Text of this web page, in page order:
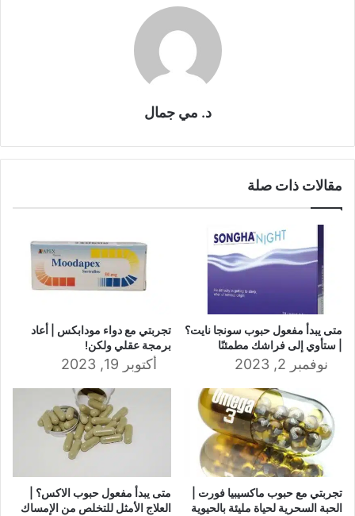
د. مي جمال
مقالات ذات صلة
متى يبدأ مفعول حبوب سونجا نايت؟
| ستأوي إلى فراشك مطمئنًا
نوفمبر 2, 2023
تجربتي مع دواء مودابكس | أعاد
برمجة عقلي ولكن!
أكتوبر 19, 2023
تجربتي مع حبوب ماكسيبيا فورت |
الحبة السحرية لحياة مليئة بالحيوية
متى يبدأ مفعول حبوب الاكس؟ |
العلاج الأمثل للتخلص من الإمساك